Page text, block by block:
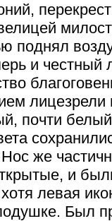
поднял
и честный
почти
Нос же
и
левая
Был